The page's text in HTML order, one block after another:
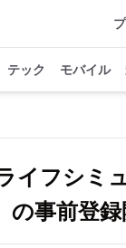
テック モバイル
イフシミ
の事前登録